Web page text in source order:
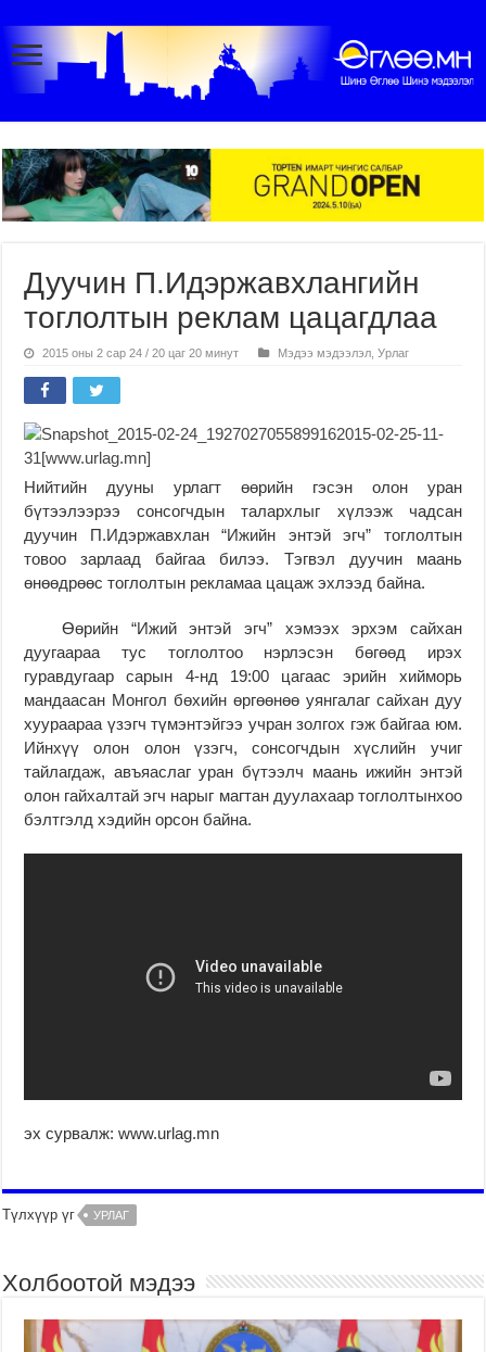
Дуучин П.Идэржавхлангийн
тоглолтын реклам цацагдлаа
2015 оны 2 сар 24 / 20 цаг 20 минут Мэдээ мэдээлэл ,Урлаг
Нийтийн дууны урлагт өөрийн гэсэн олон уран
бүтээлээрээ сонсогчдын талархлыг хүлээж чадсан
дуучин П.Идэржавхлан “Ижийн энтэй эгч” тоглолтын
товоо зарлаад байгаа билээ. Тэгвэл дуучин маань
өнөөдрөөс тоглолтын рекламаа цацаж эхлээд байна.
Өөрийн “Ижий энтэй эгч” хэмээх эрхэм сайхан
дуугаараа тус тоглолтоо нэрлэсэн бөгөөд ирэх
гуравдугаар сарын 4-нд 19:00 цагаас эрийн хийморь
мандаасан Монгол бөхийн өргөөнөө уянгалаг сайхан дуу
хуураараа үзэгч түмэнтэйгээ учран золгох гэж байгаа юм.
Ийнхүү олон олон үзэгч, сонсогчдын хүслийн учиг
тайлагдаж, авъяаслаг уран бүтээлч маань ижийн энтэй
олон гайхалтай эгч нарыг магтан дуулахаар тоглолтынхоо
бэлтгэлд хэдийн орсон байна.
эх сурвалж: www.urlag.mn
Түлхүүр үг УРЛАГ
Холбоотой мэдээ